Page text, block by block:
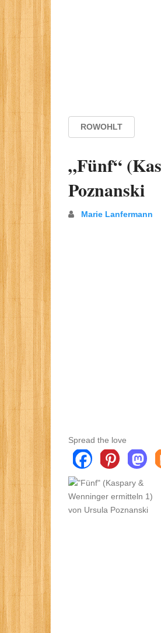
ROWOHLT
„Fünf“
Poznanski
Marie Lanfermann
Spread the love